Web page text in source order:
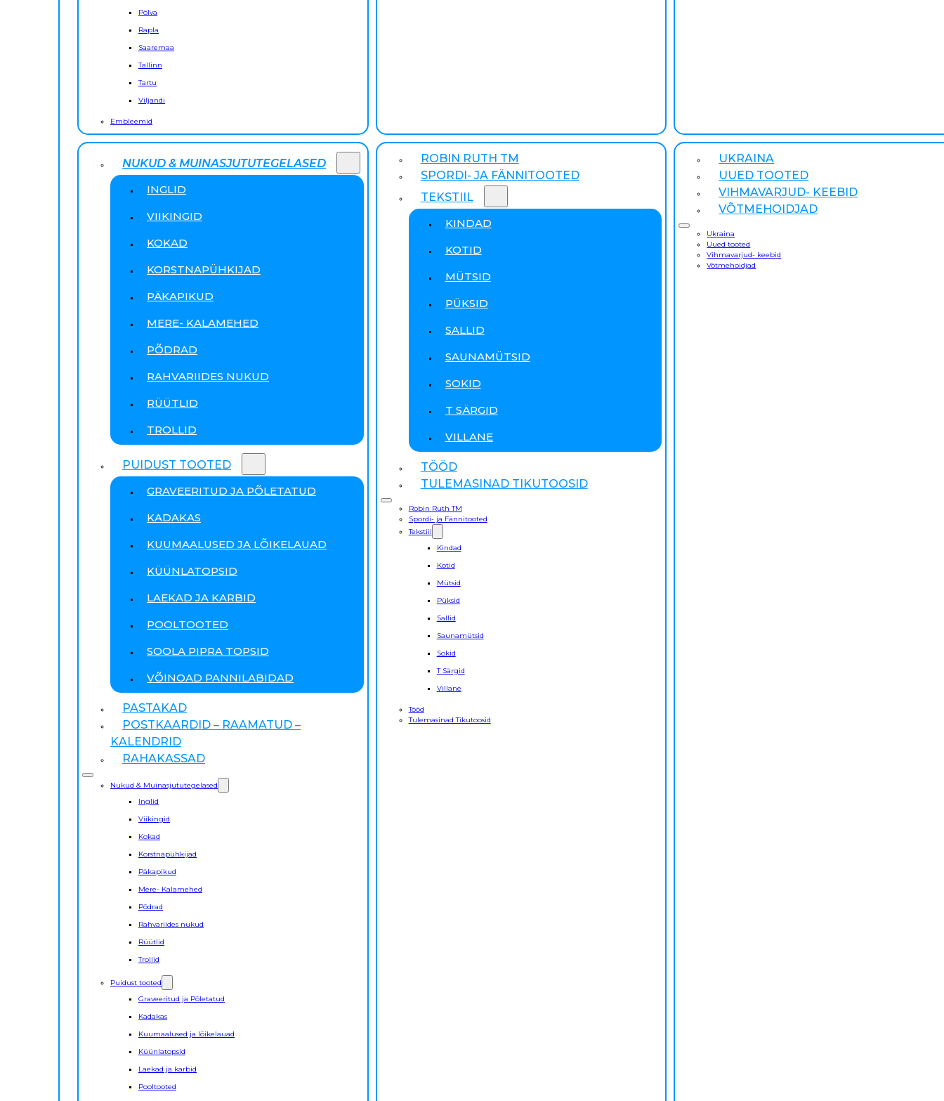
Põlva
Rapla
Saaremaa
Tallinn
Tartu
Viljandi
Embleemid
NUKUD & MUINASJUTUTEGELASED
INGLID
VIIKINGID
KOKAD
KORSTNAPÜHKIJAD
PÄKAPIKUD
MERE- KALAMEHED
PÕDRAD
RAHVARIIDES NUKUD
RÜÜTLID
TROLLID
PUIDUST TOOTED
GRAVEERITUD JA PÕLETATUD
KADAKAS
KUUMAALUSED JA LÕIKELAUAD
KÜÜNLATOPSID
LAEKAD JA KARBID
POOLTOOTED
SOOLA PIPRA TOPSID
VÕINOAD PANNILABIDAD
PASTAKAD
POSTKAARDID – RAAMATUD –
KALENDRID
RAHAKASSAD
Nukud & Muinasjututegelased
Inglid
Viikingid
Kokad
Korstnapühkijad
Päkapikud
Mere- Kalamehed
Põdrad
Rahvariides nukud
Rüütlid
Trollid
Puidust tooted
Graveeritud ja Põletatud
Kadakas
Kuumaalused ja lõikelauad
Küünlatopsid
Laekad ja karbid
Pooltooted
ROBIN RUTH TM
SPORDI- JA FÄNNITOOTED
TEKSTIIL
KINDAD
KOTID
MÜTSID
PÜKSID
SALLID
SAUNAMÜTSID
SOKID
T SÄRGID
VILLANE
TÖÖD
TULEMASINAD TIKUTOOSID
Robin Ruth TM
Spordi- ja Fännitooted
Tekstiil
Kindad
Kotid
Mütsid
Püksid
Sallid
Saunamütsid
Sokid
T Särgid
Villane
Tööd
Tulemasinad Tikutoosid
UKRAINA
UUED TOOTED
VIHMAVARJUD- KEEBID
VÕTMEHOIDJAD
Ukraina
Uued tooted
Vihmavarjud- keebid
Võtmehoidjad